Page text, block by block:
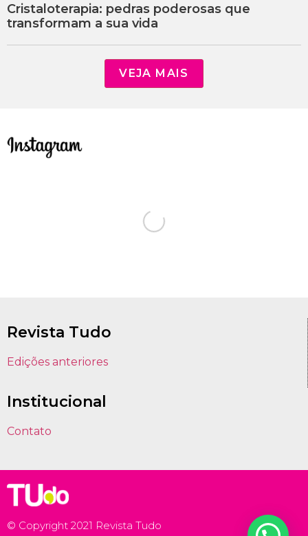
Cristaloterapia: pedras poderosas que
transformam a sua vida
VEJA MAIS
Revista Tudo
Edições anteriores
Institucional
Contato
© Copyright 2021 Revista Tudo